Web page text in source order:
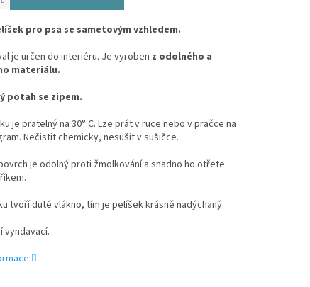
pro psa se sametovým vzhledem.
je určen do interiéru. Je vyroben z odolného a
materiálu.
potah se zipem.
je pratelný na 30° C. Lze prát v ruce nebo v pračce na
Nečistit chemicky, nesušit v sušičce.
je odolný proti žmolkování a snadno ho otřete
tvoří duté vlákno, tím je pelíšek krásně nadýchaný.
vyndavací.